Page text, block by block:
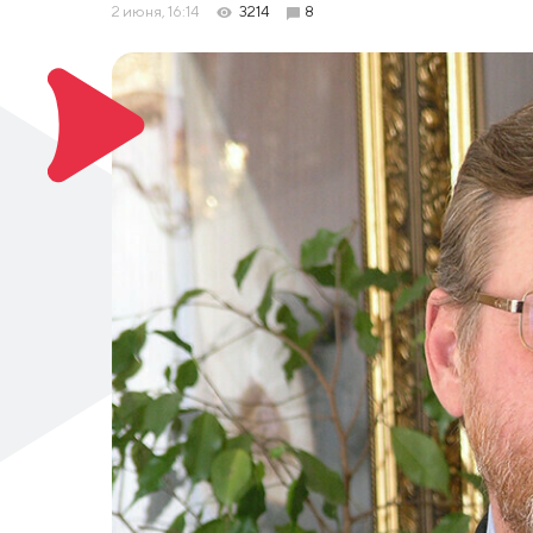
2 июня, 16:14 3214 8